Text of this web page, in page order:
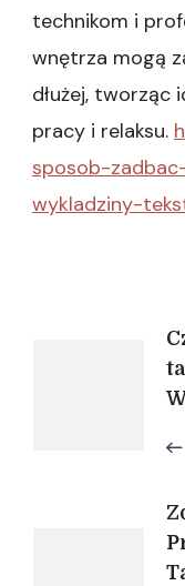
technikom i
wnętrza mogą
dłużej, tworząc
pracy i relaksu.
sposob-
wykladziny-